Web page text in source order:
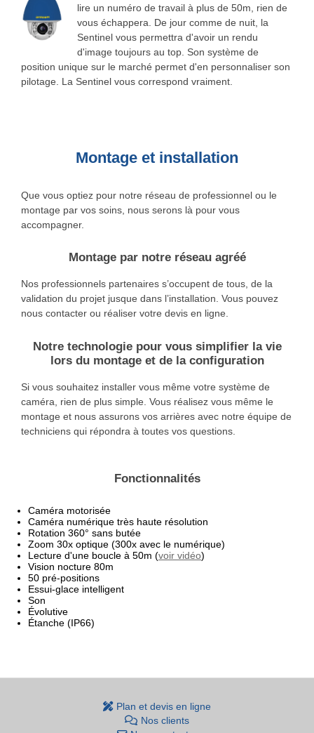
lire un numéro de travail à plus de 50m, rien de
vous échappera. De jour comme de nuit, la
Sentinel vous permettra d'avoir un rendu
d'image toujours au top. Son système de
position unique sur le marché permet d'en personnaliser son
pilotage. La Sentinel vous correspond vraiment.
Montage et installation
Que vous optiez pour notre réseau de professionnel ou le
montage par vos soins, nous serons là pour vous
accompagner.
Montage par notre réseau agréé
Nos professionnels partenaires s’occupent de tous, de la
validation du projet jusque dans l’installation. Vous pouvez
nous contacter ou réaliser votre devis en ligne.
Notre technologie pour vous simplifier la vie
lors du montage et de la configuration
Si vous souhaitez installer vous même votre système de
caméra, rien de plus simple. Vous réalisez vous même le
montage et nous assurons vos arrières avec notre équipe de
techniciens qui répondra à toutes vos questions.
Fonctionnalités
Caméra motorisée
Caméra numérique très haute résolution
Rotation 360° sans butée
Zoom 30x optique (300x avec le numérique)
Lecture d'une boucle à 50m (voir vidéo)
Vision nocture 80m
50 pré-positions
Essui-glace intelligent
Son
Évolutive
Étanche (IP66)
Plan et devis en ligne
Nos clients